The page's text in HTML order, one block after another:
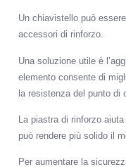
Un chiavistello può
accessori di rinforzo.
Una soluzione utile è
elemento consente di
la resistenza del punto di
La piastra di rinforzo
può rendere più solido il
Per aumentare la